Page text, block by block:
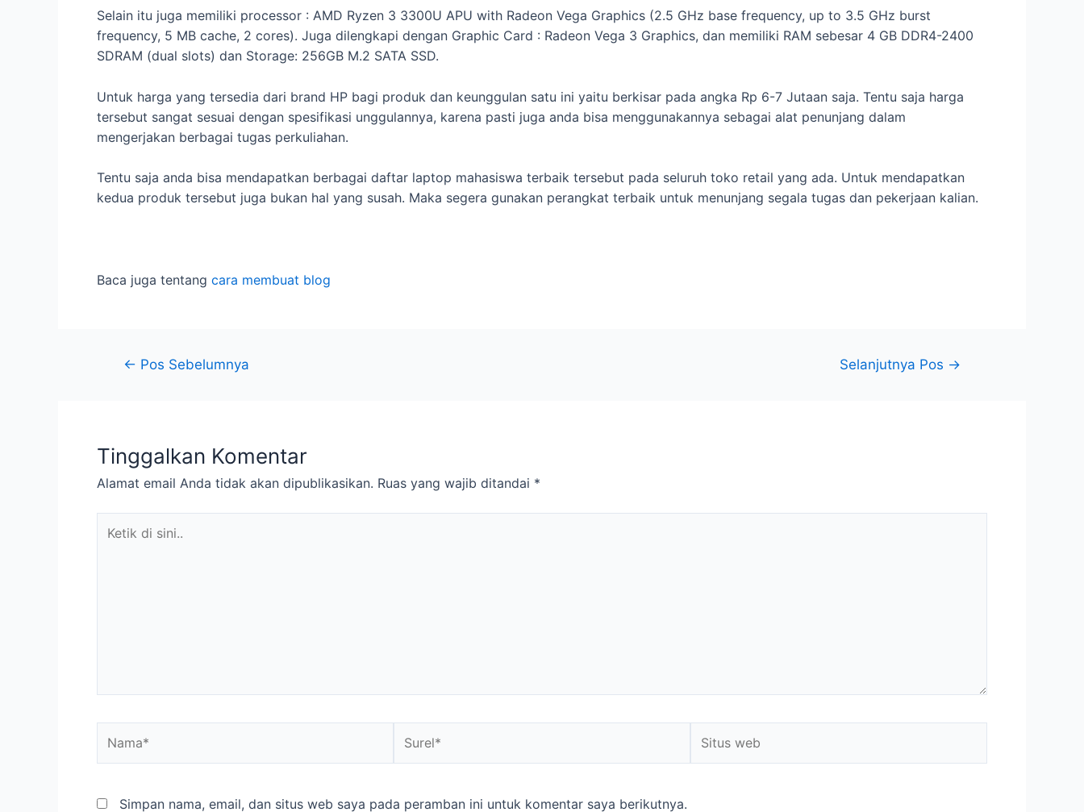
Selain itu juga memiliki processor : AMD Ryzen 3 3300U APU with Radeon Vega Graphics (2.5 GHz base frequency, up to 3.5 GHz burst
frequency, 5 MB cache, 2 cores). Juga dilengkapi dengan Graphic Card : Radeon Vega 3 Graphics, dan memiliki RAM sebesar 4 GB DDR4-2400
SDRAM (dual slots) dan Storage: 256GB M.2 SATA SSD.
Untuk harga yang tersedia dari brand HP bagi produk dan keunggulan satu ini yaitu berkisar pada angka Rp 6-7 Jutaan saja. Tentu saja harga
tersebut sangat sesuai dengan spesifikasi unggulannya, karena pasti juga anda bisa menggunakannya sebagai alat penunjang dalam
mengerjakan berbagai tugas perkuliahan.
Tentu saja anda bisa mendapatkan berbagai daftar laptop mahasiswa terbaik tersebut pada seluruh toko retail yang ada. Untuk mendapatkan
kedua produk tersebut juga bukan hal yang susah. Maka segera gunakan perangkat terbaik untuk menunjang segala tugas dan pekerjaan kalian.
Baca juga tentang cara membuat blog
← Pos Sebelumnya Selanjutnya Pos →
Tinggalkan Komentar
Alamat email Anda tidak akan dipublikasikan. Ruas yang wajib ditandai *
web
Simpan nama, email, dan situs web saya pada peramban ini untuk komentar saya berikutnya.